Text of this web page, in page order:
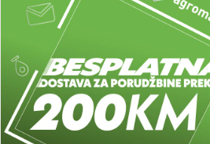
Stolovi od ratana
(11)
Stolice od ratana(11)
Resetujte filtere
Brend